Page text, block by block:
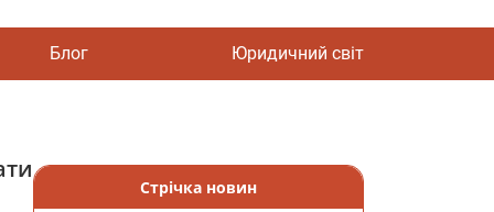
Блог Юридичний світ
Стрічка новин